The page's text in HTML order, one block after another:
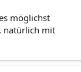
möglichst
natürlich mit